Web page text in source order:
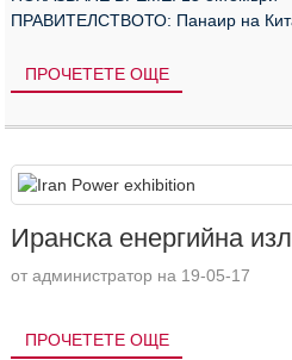
ПРАВИТЕЛСТВОТО: Панаир на
ПРОЧЕТЕТЕ ОЩЕ
Иранска енергийна
от администратор на 19-05-17
ПРОЧЕТЕТЕ ОЩЕ